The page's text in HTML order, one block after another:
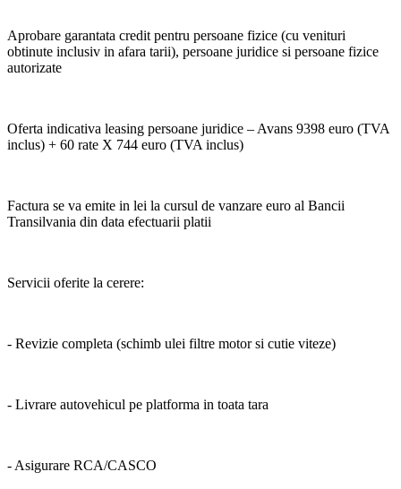
Aprobare garantata credit pentru persoane fizice (cu venituri
obtinute inclusiv in afara tarii), persoane juridice si persoane fizice
autorizate
Oferta indicativa leasing persoane juridice – Avans 9398 euro (TVA
inclus) + 60 rate X 744 euro (TVA inclus)
Factura se va emite in lei la cursul de vanzare euro al Bancii
Transilvania din data efectuarii platii
Servicii oferite la cerere:
- Revizie completa (schimb ulei filtre motor si cutie viteze)
- Livrare autovehicul pe platforma in toata tara
- Asigurare RCA/CASCO